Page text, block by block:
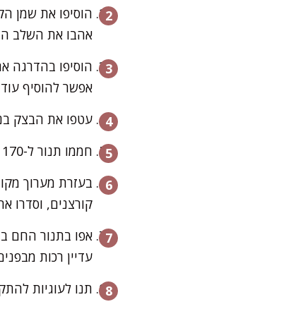
הוסיפו את שמן
אהבו את השלב
הוסיפו בהדרגה
אפשר להוסיף
עטפו את הבצק
חממו תנור ל-170 מעלות צלזיוס, ורפדו תבנית אפייה בנייר אפייה.
קורצנים, וסדרו
עדיין רכות
תנו לעוגיות